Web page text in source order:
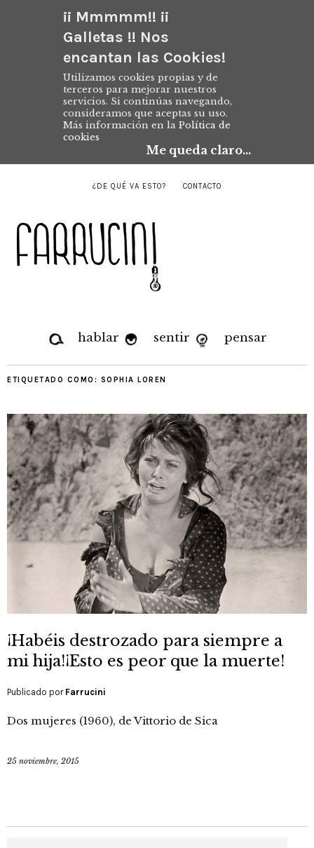
¡¡ Mmmmm!! ¡¡
Galletas !! Nos
encantan las Cookies!
Utilizamos cookies propias y de
terceros para mejorar nuestros
servicios. Si continúas navegando,
consideramos que aceptas su uso.
Más información en la Política de
cookies
Me queda claro...
¿DE QUÉ VA ESTO? CONTACTO
hablar sentir pensar
ETIQUETADO COMO: SOPHIA LOREN
¡Habéis destrozado para siempre a
mi hija!¡Esto es peor que la muerte!
Publicado por Farrucini
Dos mujeres (1960), de Vittorio de Sica
25 noviembre, 2015